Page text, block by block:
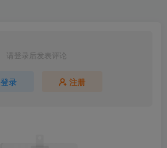
请登录后发表评论
登录 注册